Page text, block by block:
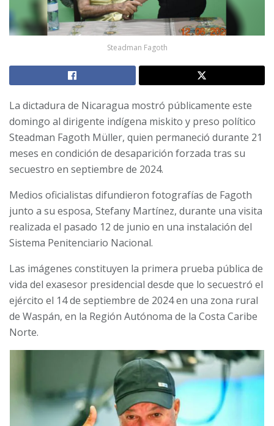
Steadman Fagoth
La dictadura de Nicaragua mostró públicamente este
domingo al dirigente indígena miskito y preso político
Steadman Fagoth Müller, quien permaneció durante 21
meses en condición de desaparición forzada tras su
secuestro en septiembre de 2024.
Medios oficialistas difundieron fotografías de Fagoth
junto a su esposa, Stefany Martínez, durante una visita
realizada el pasado 12 de junio en una instalación del
Sistema Penitenciario Nacional.
Las imágenes constituyen la primera prueba pública de
vida del exasesor presidencial desde que lo secuestró el
ejército el 14 de septiembre de 2024 en una zona rural
de Waspán, en la Región Autónoma de la Costa Caribe
Norte.